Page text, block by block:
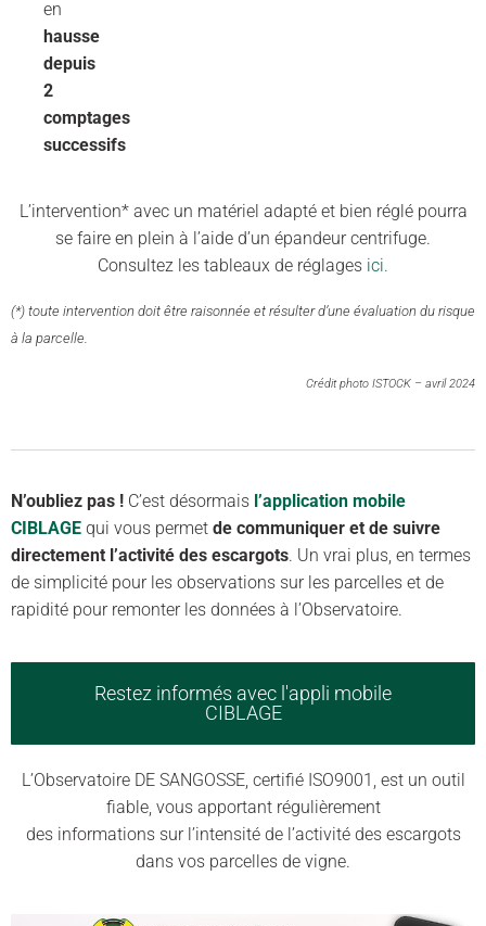
en
hausse
depuis
2
comptages
successifs
L’intervention* avec un matériel adapté et bien réglé pourra
se faire en plein à l’aide d’un épandeur centrifuge.
Consultez les tableaux de réglages ici.
(*) toute intervention doit être raisonnée et résulter d’une évaluation du risque
à la parcelle.
Crédit photo ISTOCK – avril 2024
N’oubliez pas ! C’est désormais l’application mobile
CIBLAGE qui vous permet de communiquer et de suivre
directement l’activité des escargots. Un vrai plus, en termes
de simplicité pour les observations sur les parcelles et de
rapidité pour remonter les données à l’Observatoire.
Restez informés avec l'appli mobile
CIBLAGE
L’Observatoire DE SANGOSSE, certifié ISO9001, est un outil
fiable, vous apportant régulièrement
des informations sur l’intensité de l’activité des escargots
dans vos parcelles de vigne.